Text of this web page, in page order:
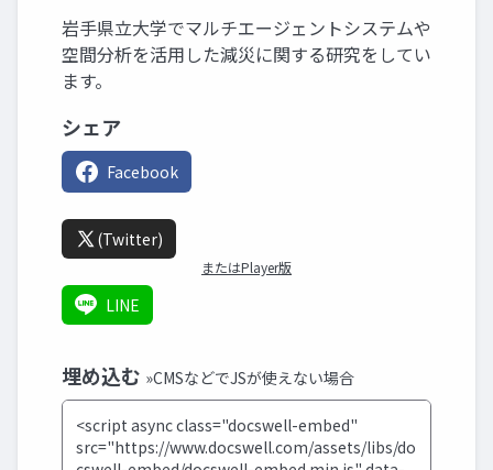
岩手県立大学でマルチエージェントシステムや
空間分析を活用した減災に関する研究をしてい
ます。
シェア
Facebook
(Twitter)
またはPlayer版
LINE
埋め込む »CMSなどでJSが使えない場合